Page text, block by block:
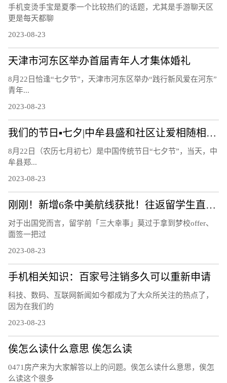
手机变烫手宝是夏季一个比较热们的话题，尤其是手游聊天区
更是每天都聊
2023-08-23
天津市河东区举办首届青年人才集体婚礼
8月22日恰逢“七夕节”，天津市河东区举办“践行新风爱在河东”
青年...
2023-08-23
我们的节日▪七夕|中牟县盛和社区让爱相随相约白首
8月22日（农历七月初七）是中国传统节日“七夕节”，当天，中
牟县郑...
2023-08-23
刚刚！新增6条中美航线获批！往返留学生直接省出一部iPhone……
对于出国党而言，留学前「三大幸事」莫过于拿到梦校offer、
面签一把过
2023-08-23
手机相关知识：百家号注销多久可以重新申请
科技、数码、互联网新闻如今都成为了大众所关注的热点了，
因为在我们的
2023-08-23
俟怎么读什么意思 俟怎么读
0471房产来为大家解答以上的问题。俟怎么读什么意思，俟怎
么读这个很多